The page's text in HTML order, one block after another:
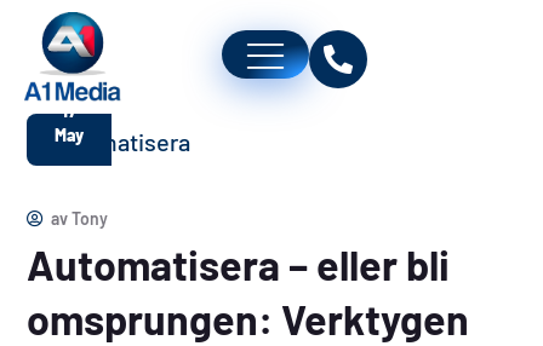
17
May
avTony
Automatisera – eller bli
omsprungen: Verktygen